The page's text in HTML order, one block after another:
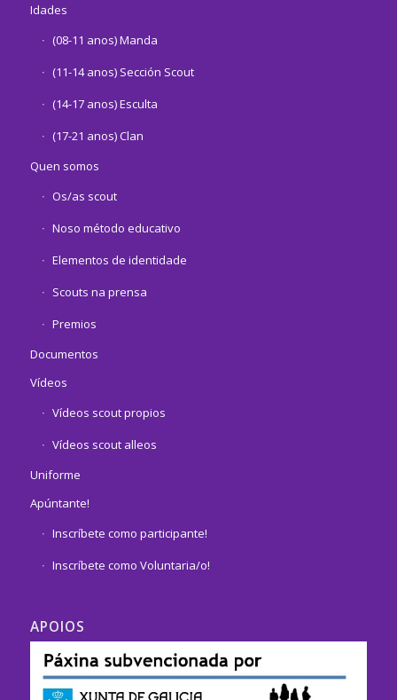
Idades
(08-11 anos) Manda
(11-14 anos) Sección Scout
(14-17 anos) Esculta
(17-21 anos) Clan
Quen somos
Os/as scout
Noso método educativo
Elementos de identidade
Scouts na prensa
Premios
Documentos
Vídeos
Vídeos scout propios
Vídeos scout alleos
Uniforme
Apúntante!
Inscríbete como participante!
Inscríbete como Voluntaria/o!
APOIOS